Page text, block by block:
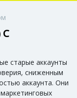
С
старые аккаунты
сниженным
аккаунта. Они